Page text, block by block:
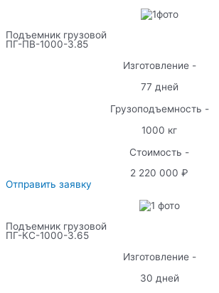
Подъемник грузовой
ПГ-ПВ-1000-3.85
Изготовление -
77 дней
Грузоподъемность -
1000 кг
Стоимость -
2 220 000 ₽
Отправить заявку
Подъемник грузовой
ПГ-КС-1000-3.65
Изготовление -
30 дней